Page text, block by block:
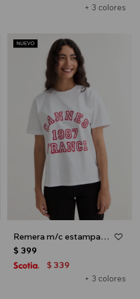
+ 3 colores
Remera m/c estampada colección Urbana - Blanco y rojo
+ 3 colores
$ 399
$ 339